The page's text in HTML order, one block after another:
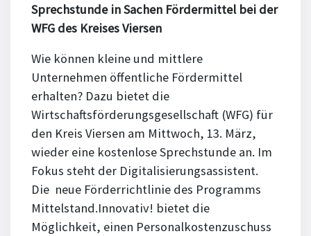
Sprechstunde in Sachen Fördermittel bei der
WFG des Kreises Viersen
Wie können kleine und mittlere
Unternehmen öffentliche Fördermittel
erhalten? Dazu bietet die
Wirtschaftsförderungsgesellschaft (WFG) für
den Kreis Viersen am Mittwoch, 13. März,
wieder eine kostenlose Sprechstunde an. Im
Fokus steht der Digitalisierungsassistent.
Die neue Förderrichtlinie des Programms
Mittelstand.Innovativ! bietet die
Möglichkeit, einen Personalkostenzuschuss